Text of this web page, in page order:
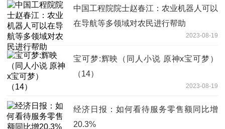
中国工程院院士赵春江：农业机器人可以
在导航等多领域对农民进行帮助
2023-08-19
宝可梦:辉映（同人小说 原神x宝可梦）
（14）
2023-08-19
经济日报：如何看待服务零售额同比增
20.3%